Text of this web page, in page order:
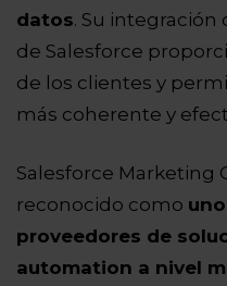
datos. Su integración
de Salesforce
de los clientes y
más coherente y
Salesforce Marketing
reconocido como
proveedores de
automation a nivel